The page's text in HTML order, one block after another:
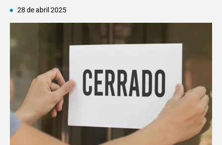
28 de abril 2025